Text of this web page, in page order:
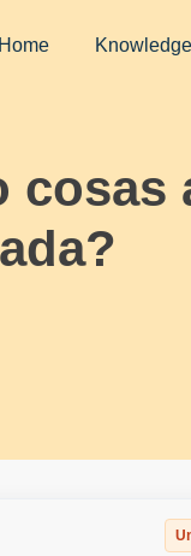
Home
cosas